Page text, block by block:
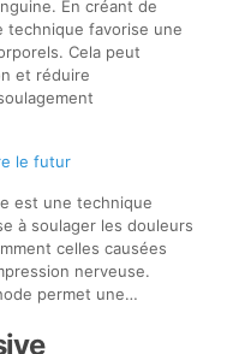
En créant de
technique favorise une
Cela peut
et réduire
le futur
est une technique
à soulager les douleurs
celles causées
nerveuse.
permet une…